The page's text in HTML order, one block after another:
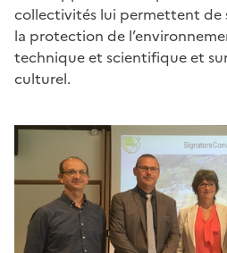
collectivités lui permettent de
la protection de
technique et scientifique et
culturel.